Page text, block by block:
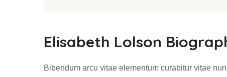
Elisabeth Lolson
Bibendum arcu vitae elementum curabitur vitae